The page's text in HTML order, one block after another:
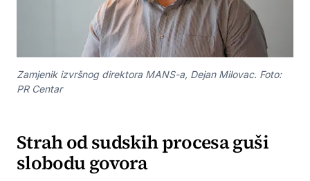
Zamjenik izvršnog direktora MANS-a, Dejan Milovac. Foto:
PR Centar
Strah od sudskih procesa guši
slobodu govora